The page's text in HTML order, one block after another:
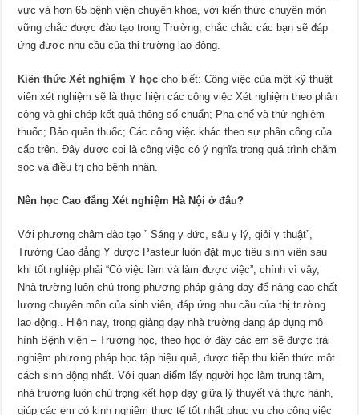
vực và hơn 65 bệnh viện chuyên khoa, với kiến thức chuyên môn
vững chắc được đào tạo trong Trường, chắc chắc các bạn sẽ đáp
ứng được nhu cầu của thị trường lao động.
Kiến thức Xét nghiệm Y học cho biết: Công việc của một kỹ thuật
viên xét nghiệm sẽ là thực hiện các công việc Xét nghiệm theo phân
công và ghi chép kết quả thông số chuẩn; Pha chế và thử nghiệm
thuốc; Bảo quản thuốc; Các công việc khác theo sự phân công của
cấp trên. Đây được coi là công việc có ý nghĩa trong quá trình chăm
sóc và điều trị cho bệnh nhân.
Nên học Cao đẳngXét nghiệm Hà Nội ở đâu?
Với phương châm đào tạo ” Sáng y đức, sâu y lý, giỏi y thuật”,
Trường Cao đẳng Y dược Pasteur luôn đặt mục tiêu sinh viên sau
khi tốt nghiệp phải “Có việc làm và làm được việc”, chính vì vậy,
Nhà trường luôn chú trọng phương pháp giảng dạy để nâng cao chất
lượng chuyên môn của sinh viên, đáp ứng nhu cầu của thị trường
lao động.. Hiện nay, trong giảng dạy nhà trường đang áp dụng mô
hình Bệnh viện – Trường học, theo học ở đây các em sẽ được trải
nghiệm phương pháp học tập hiệu quả, được tiếp thu kiến thức một
cách sinh động nhất. Với quan điểm lấy người học làm trung tâm,
nhà trường luôn chú trọng kết hợp dạy giữa lý thuyết và thực hành,
giúp các em có kinh nghiệm thực tế tốt nhất phục vụ cho công việc